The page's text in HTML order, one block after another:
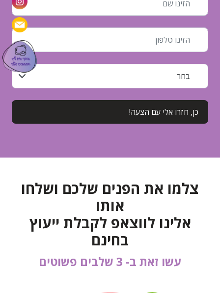
צלמו את הפנים שלכם ושלחו
אותו
אלינו לווצאפ לקבלת ייעוץ
בחינם
עשו זאת ב- 3 שלבים פשוטים